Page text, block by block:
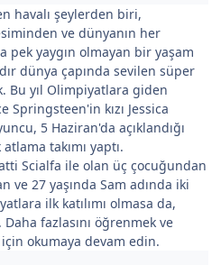
havalı şeylerden biri,
ve dünyanın her
pek yaygın olmayan bir yaşam
dünya çapında sevilen süper
Bu yıl Olimpiyatlara giden
Springsteen'in kızı Jessica
5 Haziran'da açıklandığı
takımı yaptı.
Scialfa ile olan üç çocuğundan
ve 27 yaşında Sam adında iki
ilk katılımı olmasa da,
fazlasını öğrenmek ve
için okumaya devam edin.